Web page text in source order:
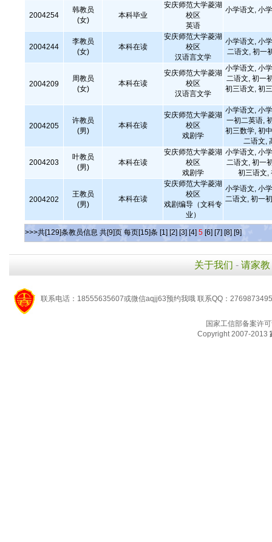
2004254
韩教员
(女)
本科毕业
安庆师范大学菱湖
校区
英语
小学语文, 小
2004244
李教员
(女)
本科在读
安庆师范大学菱湖
校区
汉语言文学
小学语文, 小
二语文, 初一
2004209
周教员
(女)
本科在读
安庆师范大学菱湖
校区
汉语言文学
小学语文, 小
二语文, 初一
初三语文, 初
2004205
许教员
(男)
本科在读
安庆师范大学菱湖
校区
戏剧学
小学语文, 小
一初二英语,
初三数学, 初
二语文,
2004203
叶教员
(男)
本科在读
安庆师范大学菱湖
校区
戏剧学
小学语文, 小
二语文, 初一
初三语文,
2004202
王教员
(男)
本科在读
安庆师范大学菱湖
校区
戏剧编导（文科专
业）
小学语文, 小
二语文, 初一
>>>共[129]条教员信息 共[9]页 每页[15]条 [1] [2] [3] [4] 5 [6] [7] [8] [9]
关于我们 - 请家教
联系电话：18555635607或微信aqjj63预约我哦 联系QQ：
国家工信部备案许
Copyright 2007-2013